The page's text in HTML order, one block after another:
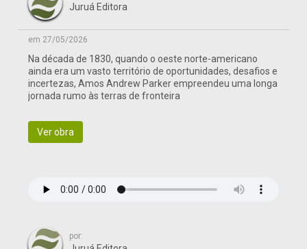
Juruá Editora
em 27/05/2026
Na década de 1830, quando o oeste norte-americano
ainda era um vasto território de oportunidades, desafios e
incertezas, Amos Andrew Parker empreendeu uma longa
jornada rumo às terras de fronteira
Ver obra
por: